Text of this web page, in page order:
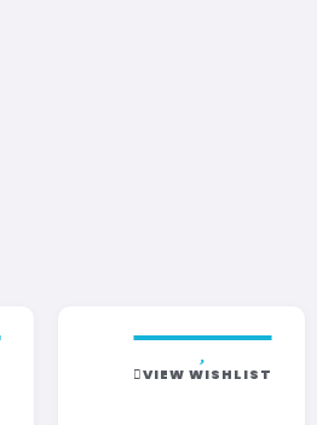
VIEW WISHLIST